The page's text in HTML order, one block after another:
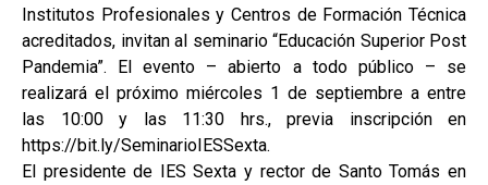
Institutos Profesionales y Centros de Formación Técnica
acreditados, invitan al seminario “Educación Superior Post
Pandemia”. El evento – abierto a todo público – se
realizará el próximo miércoles 1 de septiembre a entre
las 10:00 y las 11:30 hrs., previa inscripción en
https://bit.ly/SeminarioIESSexta.
El presidente de IES Sexta y rector de Santo Tomás en